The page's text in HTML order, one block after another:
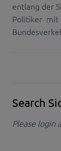
entlang der
Politiker mit
Search
Please login